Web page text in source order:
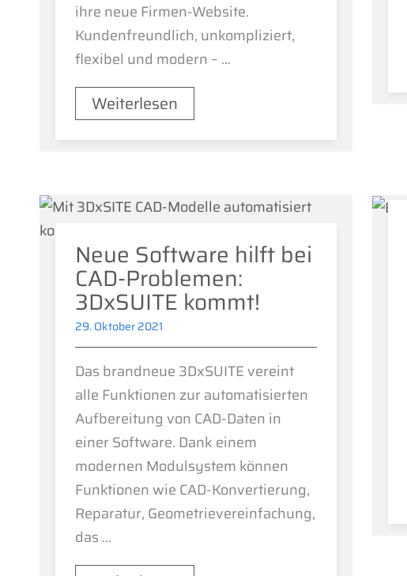
ihre neue Firmen-Website.
Kundenfreundlich, unkompliziert,
flexibel und modern – ...
Weiterlesen
Neue Software hilft bei
CAD-Problemen:
3DxSUITE kommt!
29. Oktober 2021
Das brandneue 3DxSUITE vereint
alle Funktionen zur automatisierten
Aufbereitung von CAD-Daten in
einer Software. Dank einem
modernen Modulsystem können
Funktionen wie CAD-Konvertierung,
Reparatur, Geometrievereinfachung,
das ...